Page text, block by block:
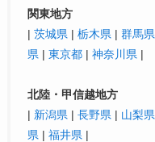
関東地方
| 茨城県 | 栃木県 | 群馬県
県 | 東京都 | 神奈川県 |
北陸・ 甲信越地方
| 新潟県 | 長野県 | 山梨県
県 | 福井県 |